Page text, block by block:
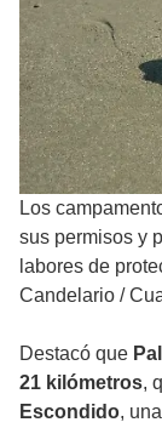
Los
sus permisos y
labores de
Candelario /
Destacó que
21 kilómetros,
Escondido,